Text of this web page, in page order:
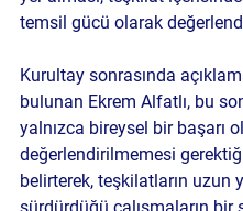
temsil gücü olarak
Kurultay sonrasında
bulunan Ekrem Alfatlı, bu
yalnızca bireysel bir başarı
değerlendirilmemesi
belirterek, teşkilatların uzun
sürdürdüğü çalışmaların bir